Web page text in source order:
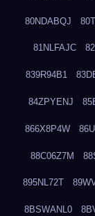
80NDABQJ
81NLFAJC
839R94B1
84ZPYENJ
866X8P4W
88C06Z7M
895NL72T
8BSWANL0